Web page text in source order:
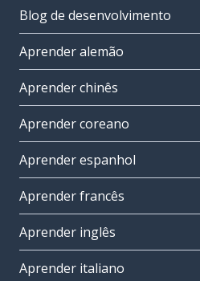
Blog de desenvolvimento
Aprender alemão
Aprender chinês
Aprender coreano
Aprender espanhol
Aprender francês
Aprender inglês
Aprender italiano